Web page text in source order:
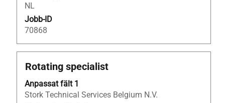
NL
Jobb-ID
70868
Titel
Rotating specialist
Anpassat fält 1
Stork Technical Services Belgium N.V.
Klicka
blankstegstangenten
för